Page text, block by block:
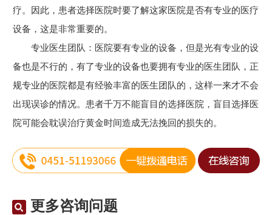
疗。因此，患者选择医院时要了解这家医院是否有专业的医疗
设备，这是非常重要的。
专业医生团队：医院要有专业的设备，但是光有专业的设
备也是不行的，有了专业的设备也要拥有专业的医生团队，正
规专业的医院都是有经验丰富的医生团队的，这样一来才不会
出现误诊的情况。患者千万不能盲目的选择医院，盲目选择医
院可能会耽误治疗黄金时间造成无法挽回的损失的。
更多咨询问题